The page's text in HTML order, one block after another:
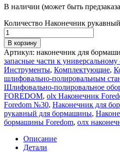
В наличии (может быть
Количество Наконечник
В корзину
Артикул: наконечник для
запасные части к
Инструменты, Комплектующие,
шлифовально-полировальным
Шлифовально-полировальное
FOREDOM, olx Наконечник
Foredom №30, Наконечник для
рукавный для бормашины,
бормашины Foredom, олх
Описание
Детали